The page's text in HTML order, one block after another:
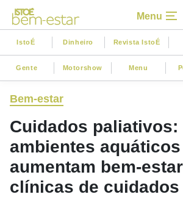
Menu
IstoÉ Dinheiro Revista IstoÉ
Gente Motorshow Menu
Bem-estar
Cuidados paliativos:
ambientes aquáticos
aumentam bem-
clínicas de cuidados